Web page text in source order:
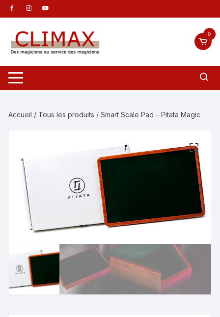
Aller
au
contenu
0
Accueil / Tous les produits / Smart Scale Pad – Pitata Magic